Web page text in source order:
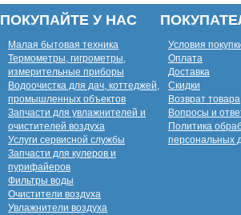
ПОКУПАЙТЕ У НАС
Малая бытовая техника
Термометры, гигрометры,
измерительные приборы
Водоочистка для дач, коттеджей,
промышленных объектов
Запчасти для увлажнителей и
очистителей воздуха
Услуги сервисной службы
Запчасти для кулеров и
пурифайеров
Фильтры воды
Очистители воздуха
Увлажнители воздуха
Условия
Оплата
Доставка
Скидки
Возврат товара
Вопросы и
Политика
персональных